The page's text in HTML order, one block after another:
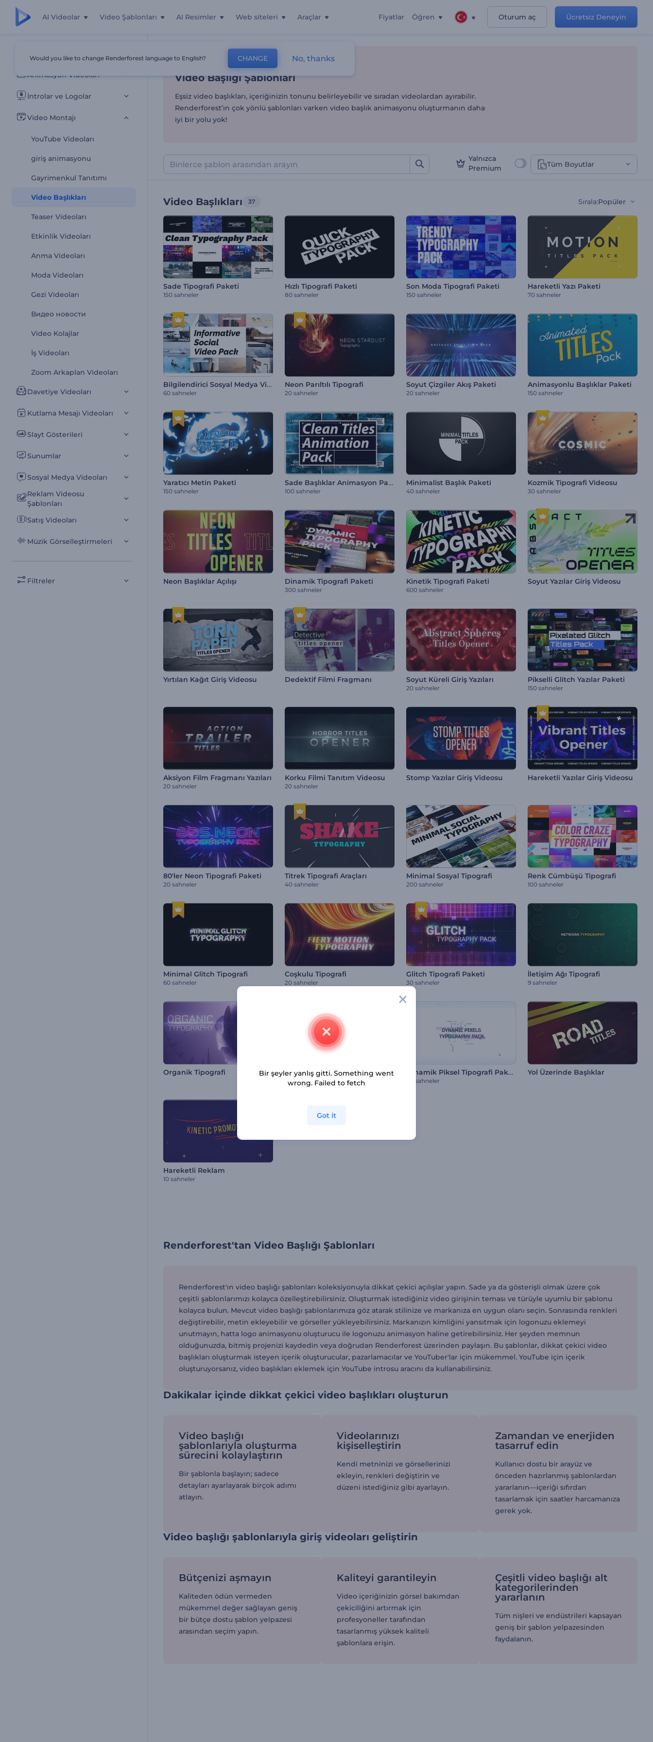
AI Videolar Video Şablonları AI Resimler Web siteleri Araçlar Fiyatlar Öğren Oturum aç Ücretsiz Deneyin
Tüm Şablonlar
Animasyon Videoları
İntrolar ve Logolar
Video Montajı
YouTube Videoları
giriş animasyonu
Gayrimenkul Tanıtımı
Video Başlıkları
Teaser Videoları
Etkinlik Videoları
Anma Videoları
Moda Videoları
Gezi Videoları
Видео новости
Video Kolajlar
İş Videoları
Zoom Arkaplan Videoları
Davetiye Videoları
Kutlama Mesajı Videoları
Slayt Gösterileri
Sunumlar
Sosyal Medya Videoları
Reklam Videosu
Şablonları
Satış Videoları
Müzik Görselleştirmeleri
Filtreler
Video Başlığı Şablonları
Ana Sayfa Video Montajı Video Başlıkları
Video Başlığı Şablonları
Eşsiz video başlıkları, içeriğinizin tonunu belirleyebilir ve sıradan videolardan ayırabilir.
Renderforest’ın çok yönlü şablonları varken video başlık animasyonu oluşturmanın daha
iyi bir yolu yok!
Yalnızca
Premium
Tüm Boyutlar
Video Başlıkları 37 Sırala:Popüler
Sade Tipografi Paketi
150 sahneler
Hızlı Tipografi Paketi
80 sahneler
Son Moda Tipografi Paketi
150 sahneler
Hareketli Yazı Paketi
70 sahneler
Bilgilendirici Sosyal Medya Video Paketi
60 sahneler
Neon Parıltılı Tipografi
20 sahneler
Soyut Çizgiler Akış Paketi
20 sahneler
Animasyonlu Başlıklar Paketi
150 sahneler
Yaratıcı Metin Paketi
150 sahneler
Sade Başlıklar Animasyon Paketi
100 sahneler
Minimalist Başlık Paketi
40 sahneler
Kozmik Tipografi Videosu
30 sahneler
Neon Başlıklar Açılışı Dinamik Tipografi Paketi
300 sahneler
Kinetik Tipografi Paketi
600 sahneler
Soyut Yazılar Giriş Videosu
Yırtılan Kağıt Giriş Videosu Dedektif Filmi Fragmanı Soyut Küreli Giriş Yazıları
20 sahneler
Pikselli Glitch Yazılar Paketi
150 sahneler
Aksiyon Film Fragmanı Yazıları
20 sahneler
Korku Filmi Tanıtım Videosu
20 sahneler
Stomp Yazılar Giriş Videosu Hareketli Yazılar Giriş Videosu
80'ler Neon Tipografi Paketi
20 sahneler
Titrek Tipografi Araçları
40 sahneler
Minimal Sosyal Tipografi
200 sahneler
Renk Cümbüşü Tipografi
100 sahneler
Minimal Glitch Tipografi
60 sahneler
Coşkulu Tipografi
20 sahneler
Glitch Tipografi Paketi
30 sahneler
İletişim Ağı Tipografi
9 sahneler
Organik Tipografi Parçalanan Cam Başlıklar Dinamik Piksel Tipografi Paketi
20 sahneler
Yol Üzerinde Başlıklar
Hareketli Reklam
10 sahneler
Renderforest'tan Video Başlığı Şablonları
Renderforest'ın video başlığı şablonları koleksiyonuyla dikkat çekici açılışlar yapın. Sade ya da gösterişli olmak üzere çok
çeşitli şablonlarımızı kolayca özelleştirebilirsiniz. Oluşturmak istediğiniz video girişinin teması ve türüyle uyumlu bir şablonu
kolayca bulun. Mevcut video başlığı şablonlarımıza göz atarak stilinize ve markanıza en uygun olanı seçin. Sonrasında renkleri
değiştirebilir, metin ekleyebilir ve görseller yükleyebilirsiniz. Markanızın kimliğini yansıtmak için logonuzu eklemeyi
unutmayın, hatta logo animasyonu oluşturucu ile logonuzu animasyon haline getirebilirsiniz. Her şeyden memnun
olduğunuzda, bitmiş projenizi kaydedin veya doğrudan Renderforest üzerinden paylaşın. Bu şablonlar, dikkat çekici video
başlıkları oluşturmak isteyen içerik oluşturucular, pazarlamacılar ve YouTuber'lar için mükemmel. YouTube için içerik
oluşturuyorsanız, video başlıkları eklemek için YouTube introsu aracını da kullanabilirsiniz.
Dakikalar içinde dikkat çekici video başlıkları oluşturun
Video başlığı
şablonlarıyla oluşturma
sürecini kolaylaştırın
Bir şablonla başlayın; sadece
detayları ayarlayarak birçok adımı
atlayın.
Videolarınızı
kişiselleştirin
Kendi metninizi ve görsellerinizi
ekleyin, renkleri değiştirin ve
düzeni istediğiniz gibi ayarlayın.
Zamandan ve enerjiden
tasarruf edin
Kullanıcı dostu bir arayüz ve
önceden hazırlanmış şablonlardan
yararlanın—içeriği sıfırdan
tasarlamak için saatler harcamanıza
gerek yok.
Video başlığı şablonlarıyla giriş videoları geliştirin
Bütçenizi aşmayın
Kaliteden ödün vermeden
mükemmel değer sağlayan geniş
bir bütçe dostu şablon yelpazesi
arasından seçim yapın.
Kaliteyi garantileyin
Video içeriğinizin görsel bakımdan
çekiciliğini artırmak için
profesyoneller tarafından
tasarlanmış yüksek kaliteli
şablonlara erişin.
Çeşitli video başlığı alt
kategorilerinden
yararlanın
Tüm nişleri ve endüstrileri kapsayan
geniş bir şablon yelpazesinden
faydalanın.
Would you like to change Renderforest language to English? CHANGE No, thanks
Bir şeyler yanlış gitti. Something went
wrong. Failed to fetch
Got it